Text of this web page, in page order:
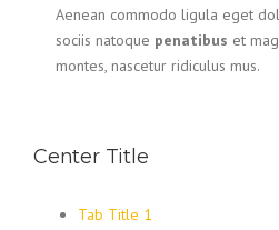
Aenean commodo ligula eget
sociis natoque penatibus et
montes, nascetur ridiculus mus.
Center Title
Tab Title 1